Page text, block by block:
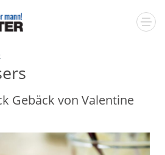
Gebäck von Valentine